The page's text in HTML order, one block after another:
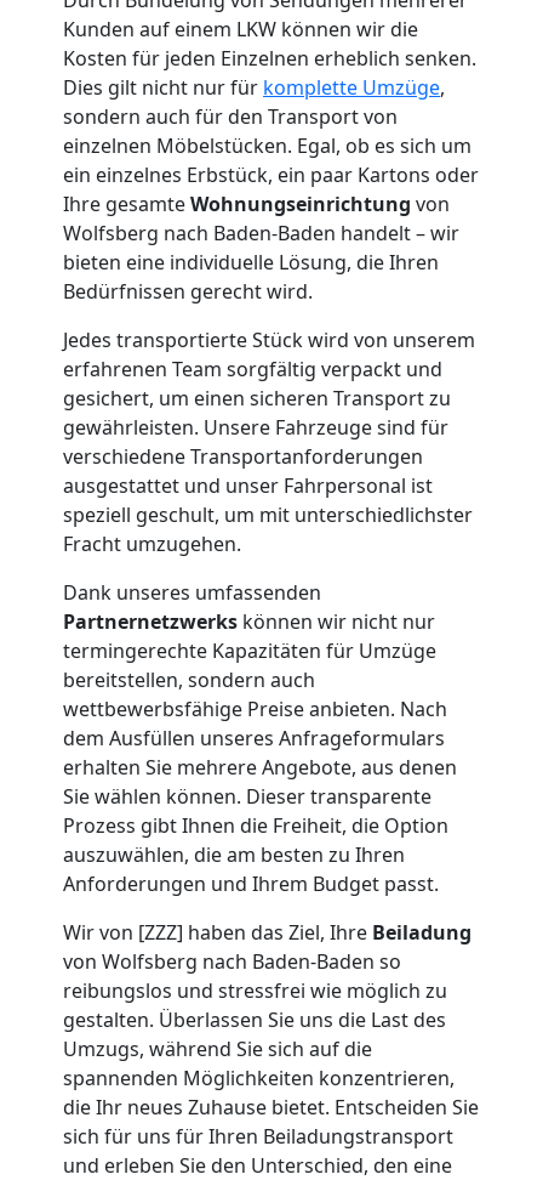
Kunden auf einem LKW können wir die
Kosten für jeden Einzelnen erheblich senken.
Dies gilt nicht nur für komplette Umzüge,
sondern auch für den Transport von
einzelnen Möbelstücken. Egal, ob es sich um
ein einzelnes Erbstück, ein paar Kartons oder
Ihre gesamteWohnungseinrichtung von
Wolfsberg nach Baden-Baden handelt – wir
bieten eine individuelle Lösung, die Ihren
Bedürfnissen gerecht wird.
Jedes transportierte Stück wird von unserem
erfahrenen Team sorgfältig verpackt und
gesichert, um einen sicheren Transport zu
gewährleisten. Unsere Fahrzeuge sind für
verschiedene Transportanforderungen
ausgestattet und unser Fahrpersonal ist
speziell geschult, um mit unterschiedlichster
Fracht umzugehen.
Dank unseres umfassenden
Partnernetzwerks können wir nicht nur
termingerechte Kapazitäten für Umzüge
bereitstellen, sondern auch
wettbewerbsfähige Preise anbieten. Nach
dem Ausfüllen unseres Anfrageformulars
erhalten Sie mehrere Angebote, aus denen
Sie wählen können. Dieser transparente
Prozess gibt Ihnen die Freiheit, die Option
auszuwählen, die am besten zu Ihren
Anforderungen und Ihrem Budget passt.
Wir von [ZZZ] haben das Ziel, Ihre Beiladung
von Wolfsberg nach Baden-Baden so
reibungslos und stressfrei wie möglich zu
gestalten. Überlassen Sie uns die Last des
Umzugs, während Sie sich auf die
spannenden Möglichkeiten konzentrieren,
die Ihr neues Zuhause bietet. Entscheiden Sie
sich für uns für Ihren Beiladungstransport
und erleben Sie den Unterschied, den eine
Wolfsberg
Möbelmontage
Wolfsberg
Möbeltransport
Wolfsberg
Beiladung
Wolfsberg
Mini
Umzug
Wolfsberg
Umzug
Mann
LKW
Wolfsberg